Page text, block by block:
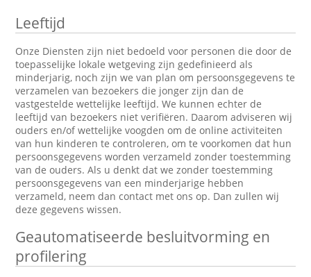
Leeftijd
Onze Diensten zijn niet bedoeld voor personen die door de
toepasselijke lokale wetgeving zijn gedefinieerd als
minderjarig, noch zijn we van plan om persoonsgegevens te
verzamelen van bezoekers die jonger zijn dan de
vastgestelde wettelijke leeftijd. We kunnen echter de
leeftijd van bezoekers niet verifiëren. Daarom adviseren wij
ouders en/of wettelijke voogden om de online activiteiten
van hun kinderen te controleren, om te voorkomen dat hun
persoonsgegevens worden verzameld zonder toestemming
van de ouders. Als u denkt dat we zonder toestemming
persoonsgegevens van een minderjarige hebben
verzameld, neem dan contact met ons op. Dan zullen wij
deze gegevens wissen.
Geautomatiseerde besluitvorming en
profilering